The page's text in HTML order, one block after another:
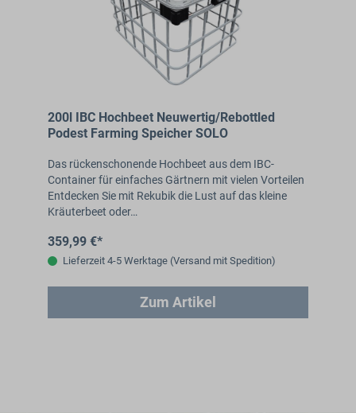
200l IBC Hochbeet Neuwertig/Rebottled
Podest Farming Speicher SOLO
Das rückenschonende Hochbeet aus dem IBC-
Container für einfaches Gärtnern mit vielen Vorteilen
Entdecken Sie mit Rekubik die Lust auf das kleine
Kräuterbeet oder…
359,99 €*
Lieferzeit 4-5 Werktage (Versand mit Spedition)
Zum Artikel